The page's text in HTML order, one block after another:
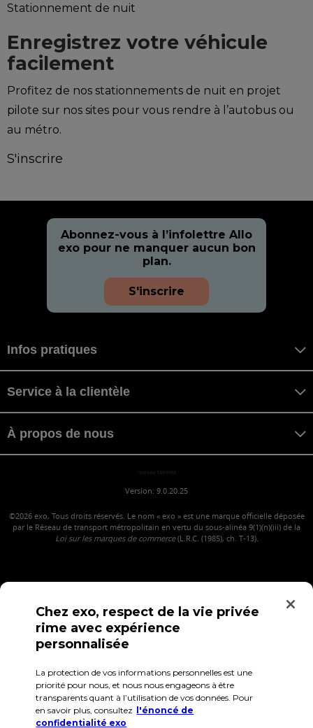
Stationnement de nuit
Enregistrez votre véhicule
facilement
Profitez de nos stationnements de nuit en projet
pilote sur nos sites pour vous rendre à l’autobus ou
au métro.
S'inscrire
Abonnez-vous à l’infolettre Allo
exo pour ne manquer aucun bon
plan.
S'inscrire
Infos pratiques
Service à la clientèle
À propos de nous
maniwa MANIWA
Version: 9.0.20.25
©2026 exo, Tous droits réservés. Le nom « exo » est une marque officielle déposée
par le Réseau de transport métropolitain en vertu du sous-alinéa 9(1)(n)(iii) de la
Loi sur les marques de commerce(L.R.C. (1985), ch. T-13).
Confidentialité Conditions d'utilisation Accès employés
Chez exo, respect de la vie privée
rime avec expérience
personnalisée
La protection de vos informations personnelles est une
priorité pour nous, et nous nous engageons à être
transparents quant à l’utilisation de vos données. Pour
en savoir plus, consultez
l'énoncé de
confidentialité exo